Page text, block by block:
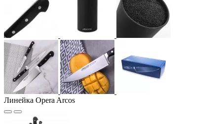
Линейка Opera Arcos